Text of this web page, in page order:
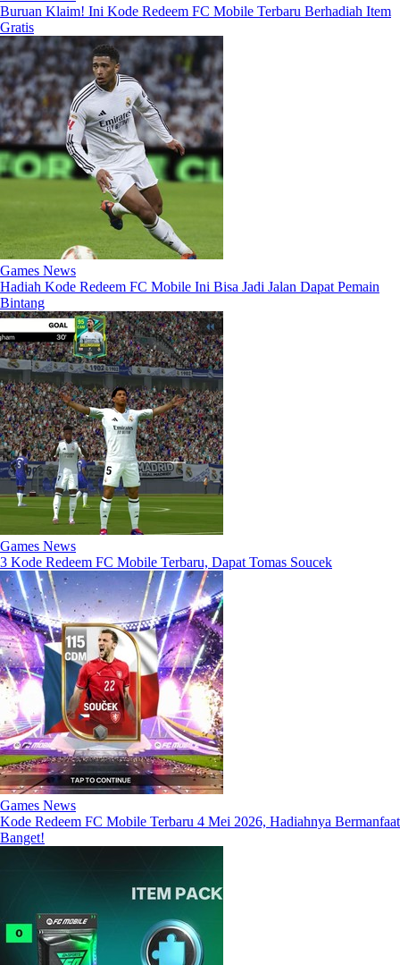
Buruan Klaim! Ini Kode Redeem FC Mobile Terbaru Berhadiah Item
Gratis
Games News
Hadiah Kode Redeem FC Mobile Ini Bisa Jadi Jalan Dapat Pemain
Bintang
Games News
3 Kode Redeem FC Mobile Terbaru, Dapat Tomas Soucek
Games News
Kode Redeem FC Mobile Terbaru 4 Mei 2026, Hadiahnya Bermanfaat
Banget!